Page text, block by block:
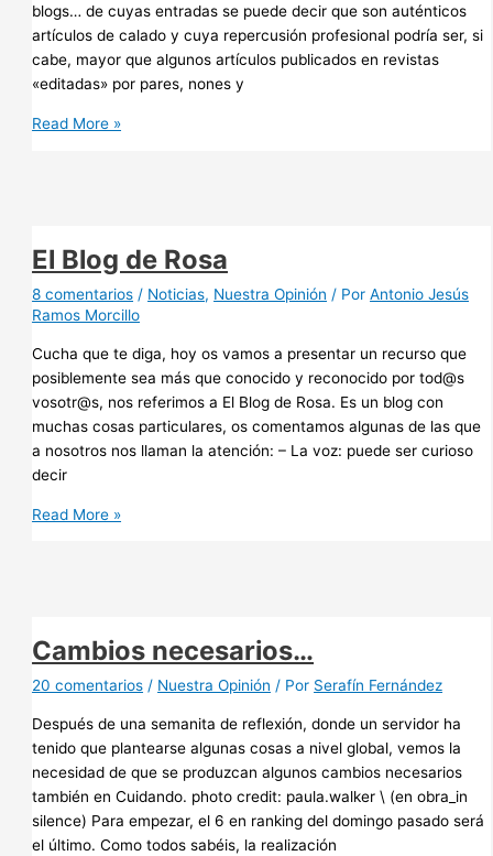
blogs… de cuyas entradas se puede decir que son auténticos
artículos de calado y cuya repercusión profesional podría ser, si
cabe, mayor que algunos artículos publicados en revistas
«editadas» por pares, nones y
La
demasiado
efímera
#rememberpost
Read More »
El Blog de Rosa
8 comentarios / Noticias, Nuestra Opinión / PorAntonio Jesús
Ramos Morcillo
Cucha que te diga, hoy os vamos a presentar un recurso que
posiblemente sea más que conocido y reconocido por tod@s
vosotr@s, nos referimos a El Blog de Rosa. Es un blog con
muchas cosas particulares, os comentamos algunas de las que
a nosotros nos llaman la atención: – La voz: puede ser curioso
decir
El
Read More »
Cambios necesarios…
20 comentarios / Nuestra Opinión / Por Serafín Fernández
Después de una semanita de reflexión, donde un servidor ha
tenido que plantearse algunas cosas a nivel global, vemos la
necesidad de que se produzcan algunos cambios necesarios
también en Cuidando. photo credit: paula.walker \ (en obra_in
silence) Para empezar, el 6 en ranking del domingo pasado será
el último. Como todos sabéis, la realización